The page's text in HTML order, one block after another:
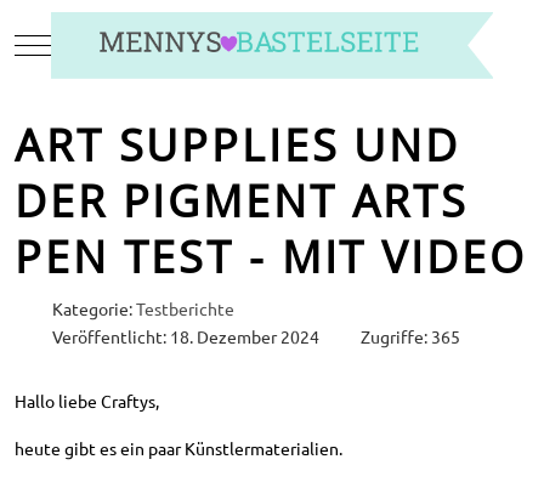
Mobile Menu Toggle
ART SUPPLIES UND
DER PIGMENT ARTS
PEN TEST - MIT VIDEO
Kategorie:Testberichte
Veröffentlicht: 18. Dezember 2024
Zugriffe: 365
Hallo liebe Craftys,
heute gibt es ein paar Künstlermaterialien.